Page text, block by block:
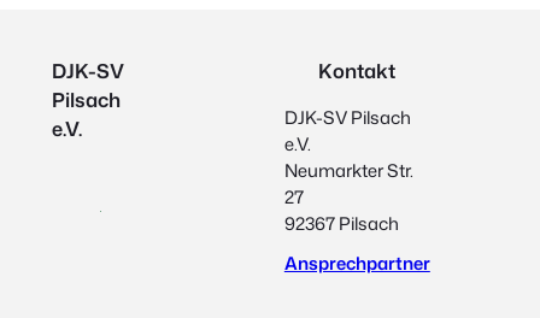
DJK-SV
Pilsach
e.V.
Kontakt
DJK-SV Pilsach
e.V.
Neumarkter Str.
27
92367 Pilsach
Ansprechpartner